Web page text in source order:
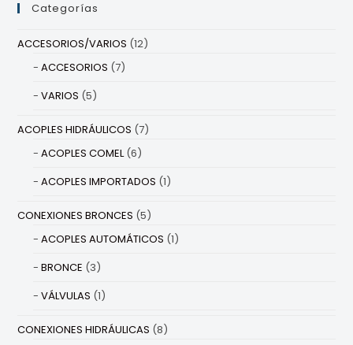
Categorías
ACCESORIOS/VARIOS (12)
ACCESORIOS (7)
VARIOS (5)
ACOPLES HIDRÁULICOS (7)
ACOPLES COMEL(6)
ACOPLES IMPORTADOS (1)
CONEXIONES BRONCES (5)
ACOPLES AUTOMÁTICOS (1)
BRONCE (3)
VÁLVULAS (1)
CONEXIONES HIDRÁULICAS (8)